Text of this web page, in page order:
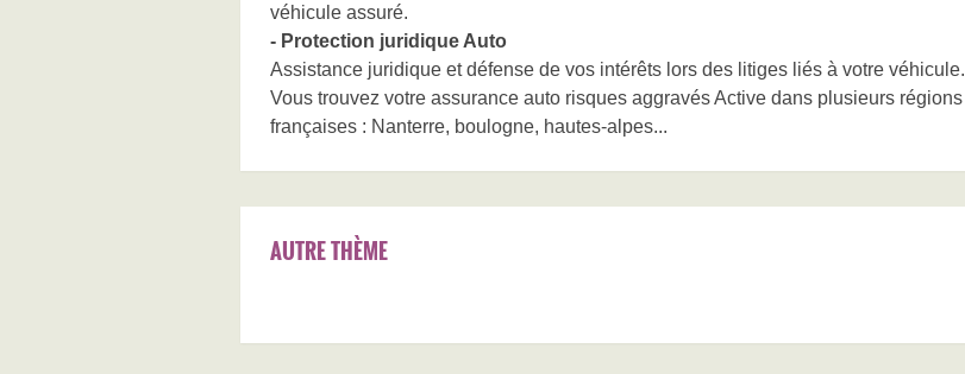
véhicule assuré.
- Protection juridique Auto
Assistance juridique et défense de vos intérêts lors des litiges liés à votre véhicule.
Vous trouvez votre assurance auto risques aggravés Active dans plusieurs régions
françaises : Nanterre, boulogne, hautes-alpes...
AUTRE THÈME